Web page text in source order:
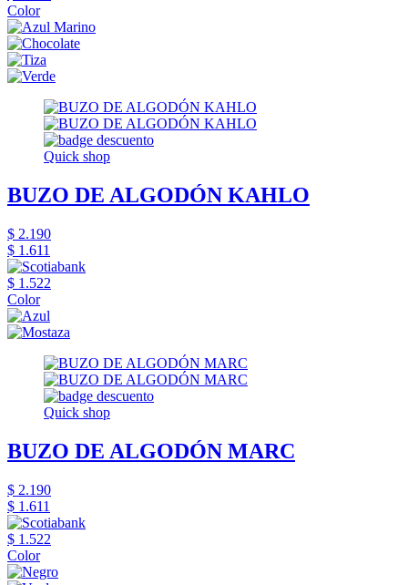
Color
Quick shop
BUZO DE ALGODÓN KAHLO
$ 2.190
$ 1.611
$ 1.522
Color
Quick shop
BUZO DE ALGODÓN MARC
$ 2.190
$ 1.611
$ 1.522
Color